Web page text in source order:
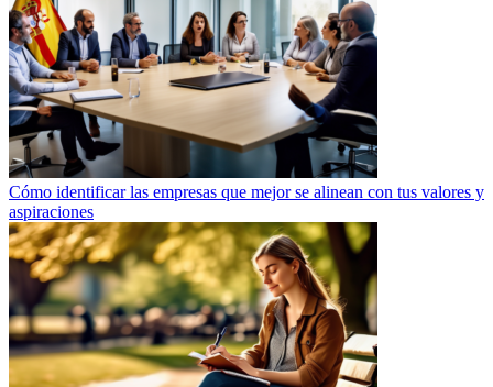
Cómo identificar las empresas que mejor se alinean con tus valores y
aspiraciones